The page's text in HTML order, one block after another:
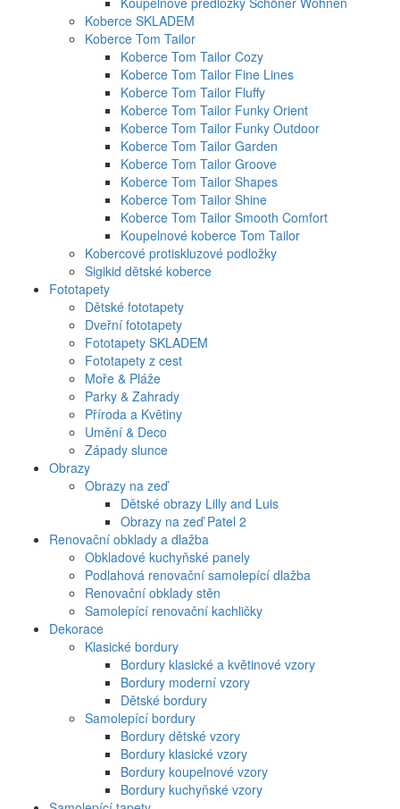
Koberce SKLADEM
Koberce Tom Tailor
Koberce Tom Tailor Cozy
Koberce Tom Tailor Fine Lines
Koberce Tom Tailor Fluffy
Koberce Tom Tailor Funky Orient
Koberce Tom Tailor Funky Outdoor
Koberce Tom Tailor Garden
Koberce Tom Tailor Groove
Koberce Tom Tailor Shapes
Koberce Tom Tailor Shine
Koberce Tom Tailor Smooth Comfort
Koupelnové koberce Tom Tailor
Kobercové protiskluzové podložky
Sigikid dětské koberce
Fototapety
Dětské fototapety
Dveřní fototapety
Fototapety SKLADEM
Fototapety z cest
Moře & Pláže
Parky & Zahrady
Příroda a Květiny
Umění & Deco
Západy slunce
Obrazy
Obrazy na zeď
Dětské obrazy Lilly and Luis
Obrazy na zeď Patel 2
Renovační obklady a dlažba
Obkladové kuchyňské panely
Podlahová renovační samolepící dlažba
Renovační obklady stěn
Samolepící renovační kachličky
Dekorace
Klasické bordury
Bordury klasické a květinové vzory
Bordury moderní vzory
Dětské bordury
Samolepící bordury
Bordury dětské vzory
Bordury klasické vzory
Bordury koupelnové vzory
Bordury kuchyňské vzory